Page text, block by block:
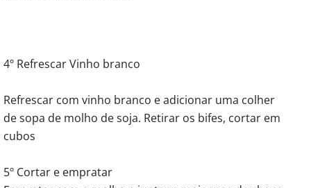
4º Refrescar Vinho branco
Refrescar com vinho branco e adicionar uma colher
de sopa de molho de soja. Retirar os bifes, cortar em
cubos
5º Cortar e empratar